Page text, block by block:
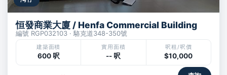
恒發商業大廈 / Henfa Commercial Building
編號 RGP032103 · 駱克道348-350號
建築面積
600 呎
實用面積
-- 呎
呎租/呎價
$10,000